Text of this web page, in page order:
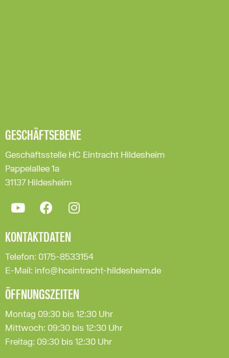
GESCHÄFTSEBENE
Geschäftsstelle HC Eintracht Hildesheim
Pappelallee 1a
31137 Hildesheim
KONTAKTDATEN
Telefon: 0175-8533154
E-Mail: info@hceintracht-hildesheim.de
ÖFFNUNGSZEITEN
Montag 09:30 bis 12:30 Uhr
Mittwoch: 09:30 bis 12:30 Uhr
Freitag: 09:30 bis 12:30 Uhr